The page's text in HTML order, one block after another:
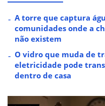
A torre que captura
comunidades onde a
não existem
O vidro que muda de
eletricidade pode
dentro de casa